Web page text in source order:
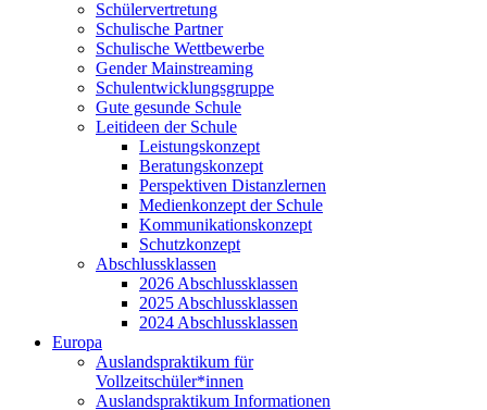
Schülervertretung
Schulische Partner
Schulische Wettbewerbe
Gender Mainstreaming
Schulentwicklungsgruppe
Gute gesunde Schule
Leitideen der Schule
Leistungskonzept
Beratungskonzept
Perspektiven Distanzlernen
Medienkonzept der Schule
Kommunikationskonzept
Schutzkonzept
Abschlussklassen
2026 Abschlussklassen
2025 Abschlussklassen
2024 Abschlussklassen
Europa
Auslandspraktikum für
Vollzeitschüler*innen
Auslandspraktikum Informationen